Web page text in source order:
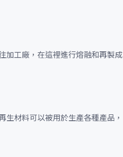
加工廠，在這裡進行熔融和再製成
材料可以被用於生產各種產品，